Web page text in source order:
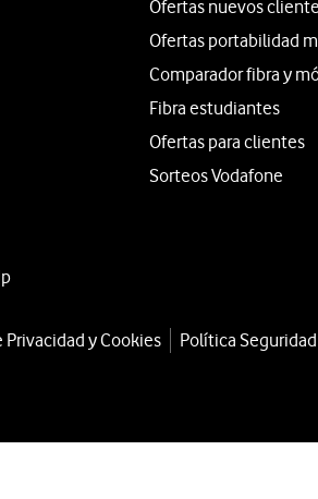
Ofertas nuevos
Ofertas portabilidad
Comparador fibra y
Fibra estudiantes
Ofertas para clientes
Sorteos Vodafone
Privacidad y Cookies Política